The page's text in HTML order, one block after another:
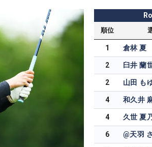
順位
1 倉林 夏
2 臼井 蘭
2 山田 も
4 和久井
4 久世 夏
6 @天羽